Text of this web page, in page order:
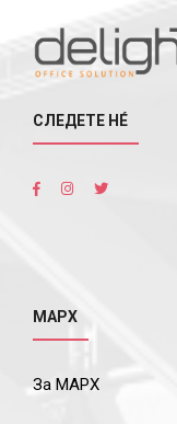
СЛЕДЕТЕ НÉ
МАРХ
За МАРХ